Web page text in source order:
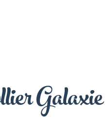
Galaxie